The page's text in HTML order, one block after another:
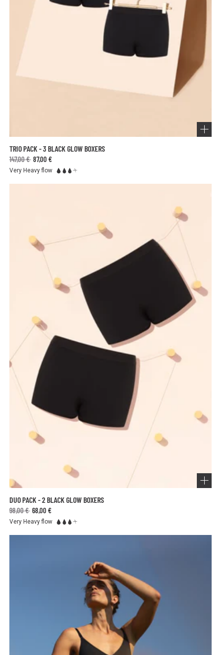
TRIO PACK - 3 BLACK GLOW BOXERS
147,00 € 87,00 €
Very Heavy flow
DUO PACK - 2 BLACK GLOW BOXERS
98,00 € 68,00 €
Very Heavy flow